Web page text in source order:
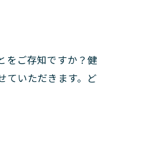
をご存知ですか？健
ていただきます。ど